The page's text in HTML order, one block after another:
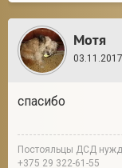
Мотя
спасибо
Постояльцы ДСД
+375 29 322-61-55